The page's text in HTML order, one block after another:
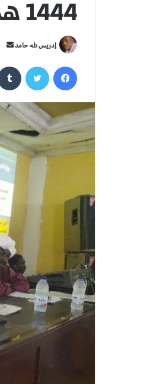
1444 هجرية
إدريس طه حامد
ل
ب
د
ا
إ
ل
ك
ت
ر
و
ن
ا